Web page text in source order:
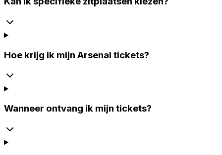
Hoe krijg ik mijn Arsenal tickets?
Wanneer ontvang ik mijn tickets?